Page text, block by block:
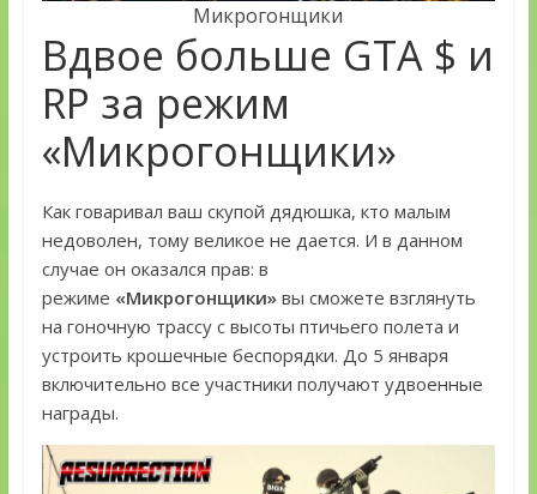
Микрогонщики
Вдвое больше GTA $ и
RP за режим
«Микрогонщики»
Как говаривал ваш скупой дядюшка, кто малым
недоволен, тому великое не дается. И в данном
случае он оказался прав: в
режиме «Микрогонщики»вы сможете взглянуть
на гоночную трассу с высоты птичьего полета и
устроить крошечные беспорядки. До 5 января
включительно все участники получают удвоенные
награды.